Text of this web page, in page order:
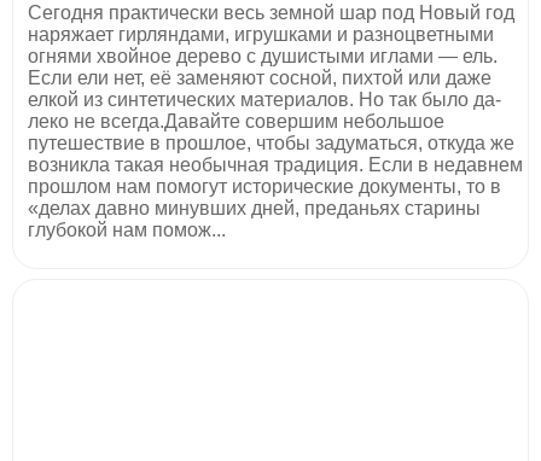
Сегодня практически весь земной шар под Новый год
наряжает гирляндами, игрушками и разноцветными
огнями хвойное дерево с душистыми иглами — ель.
Если ели нет, её заменяют сосной, пих­той или даже
елкой из синтетических материалов. Но так было да­
леко не всегда.Давайте совершим небольшое
путешествие в про­шлое, чтобы задуматься, откуда же
возникла такая необычная традиция. Если в недавнем
прошлом нам помогут исторические до­кументы, то в
«делах давно минувших дней, преданьях старины
глубокой нам помож...